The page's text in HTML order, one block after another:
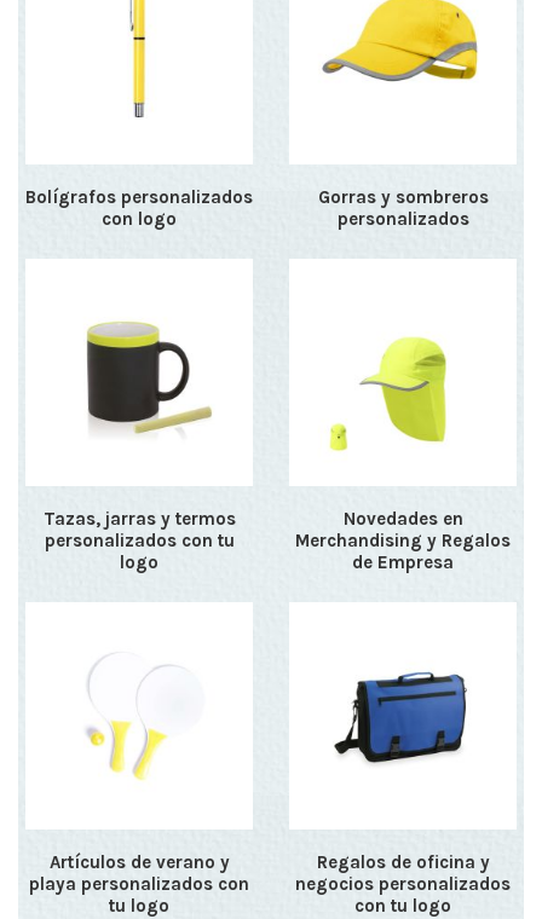
Bolígrafos personalizados
con logo
Gorras y sombreros
personalizados
Tazas, jarras y termos
personalizados con tu
logo
Novedades en
Merchandising y Regalos
de Empresa
Artículos de verano y
playa personalizados con
tu logo
Regalos de oficina y
negocios personalizados
con tu logo